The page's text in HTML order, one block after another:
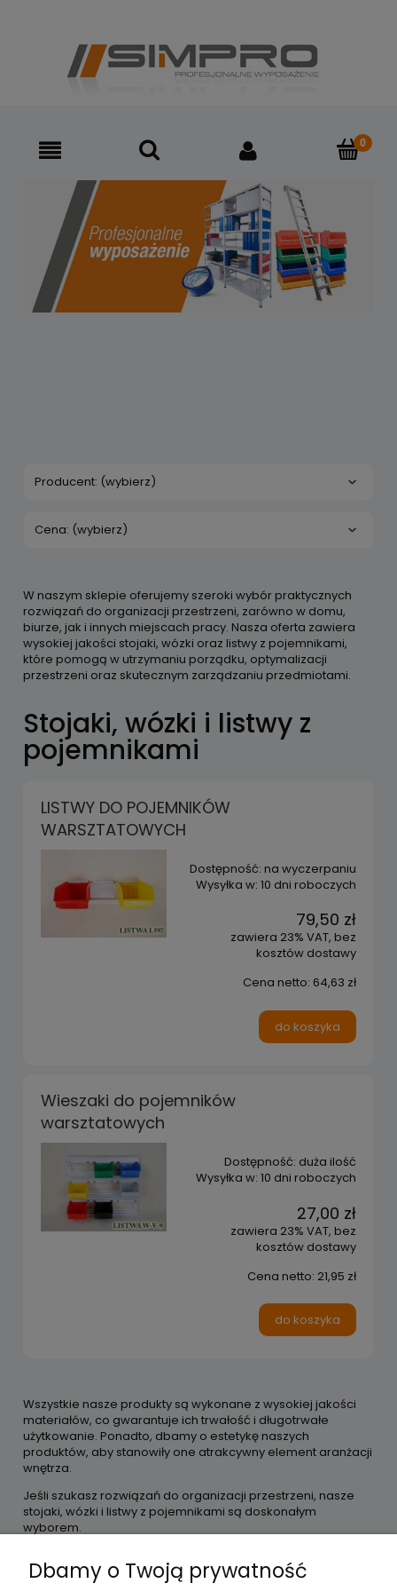
Producent: (wybierz)
Cena: (wybierz)
W naszym sklepie oferujemy szeroki wybór praktycznych
rozwiązań do organizacji przestrzeni, zarówno w domu,
biurze, jak i innych miejscach pracy. Nasza oferta zawiera
wysokiej jakości stojaki, wózki oraz listwy z pojemnikami,
które pomogą w utrzymaniu porządku, optymalizacji
przestrzeni oraz skutecznym zarządzaniu przedmiotami.
Stojaki, wózki i listwy z
pojemnikami
LISTWY DO POJEMNIKÓW
WARSZTATOWYCH
Dostępność: na wyczerpaniu
Wysyłka w: 10 dni roboczych
79,50 zł
zawiera 23% VAT, bez
kosztów dostawy
Cena netto: 64,63 zł
do koszyka
Wieszaki do pojemników
warsztatowych
Dostępność: duża ilość
Wysyłka w: 10 dni roboczych
27,00 zł
zawiera 23% VAT, bez
kosztów dostawy
Cena netto: 21,95 zł
do koszyka
Wszystkie nasze produkty są wykonane z wysokiej jakości
materiałów, co gwarantuje ich trwałość i długotrwałe
użytkowanie. Ponadto, dbamy o estetykę naszych
produktów, aby stanowiły one atrakcywny element aranżacji
wnętrza.
Jeśli szukasz rozwiązań do organizacji przestrzeni, nasze
stojaki, wózki i listwy z pojemnikami są doskonałym
wyborem.
Dbamy o Twoją prywatność